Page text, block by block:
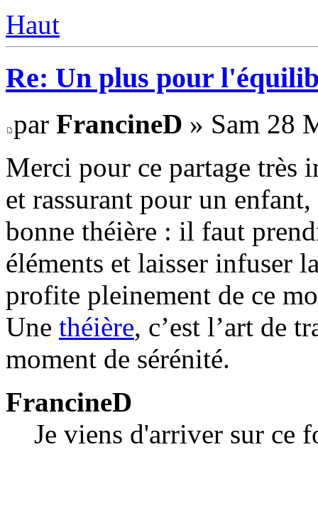
Haut
Re: Un plus pour
par FrancineD » Sam 28
Merci pour ce partage très
et rassurant pour un
bonne théière : il faut
éléments et laisser infuser
profite pleinement de ce
Une théière, c’est l’art de
moment de sérénité.
FrancineD
Je viens d'arriver sur ce